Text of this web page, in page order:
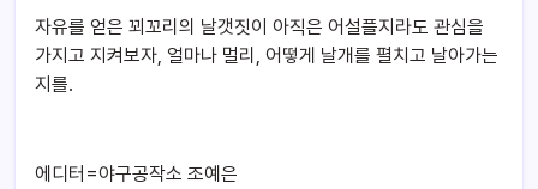
자유를 얻은 꾀꼬리의 날갯짓이 아직은 어설플지라도 관심을
가지고 지켜보자, 얼마나 멀리, 어떻게 날개를 펼치고 날아가는
지를.
에디터=야구공작소 조예은